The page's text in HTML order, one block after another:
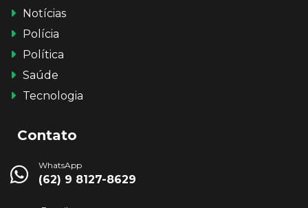
Notícias
Polícia
Política
Saúde
Tecnologia
Contato
WhatsApp
(62) 9 8127-8629